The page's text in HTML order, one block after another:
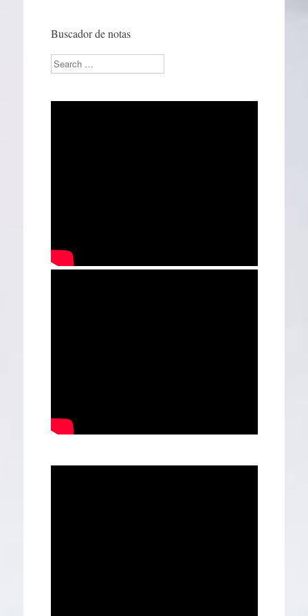
Buscador de notas
Search